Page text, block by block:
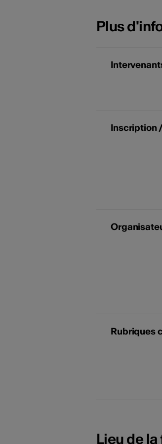
Plus
Inscription
Rubriques
Lieu de